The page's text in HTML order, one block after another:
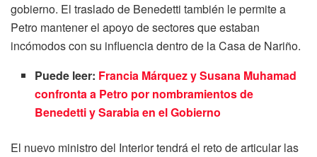
gobierno. El traslado de Benedetti también le permite a
Petro mantener el apoyo de sectores que estaban
incómodos con su influencia dentro de la Casa de Nariño.
Puede leer: Francia Márquez y Susana Muhamad
confronta a Petro por nombramientos de
Benedetti y Sarabia en el Gobierno
El nuevo ministro del Interior tendrá el reto de articular las